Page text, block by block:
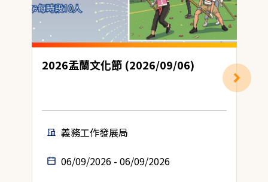
2026盂蘭文化節 (2026/09/06)
義務工作發展局
06/09/2026 - 06/09/2026